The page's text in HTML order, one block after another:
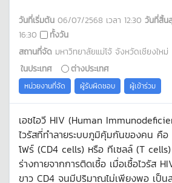
วันที่เริ่มต้น 06/07/2568 เวลา 12:30 วันที่สิ้น
16:30
ทั้งวัน
สถานที่จัด มหาวิทยาลัยแม่โจ้ จังหวัดเชียงใหม่
ในประเทศ
ต่างประเทศ
หน่วยงานที่จัด ผู้รับผิดชอบ ผู้เข้าร่วม
เอชไอวี HIV (Human
ไวรัสที่ทำลายระบบภูมิคุ้มกันของคน คือ
โฟร์ (CD4 cells) หรือ ทีเซลล์ (T
ร่างกายจากการติดเชื้อ เมื่อเชื้อไวรัส
ขาว CD4 จนมีปริมาณไม่เพียงพอ เป็นส